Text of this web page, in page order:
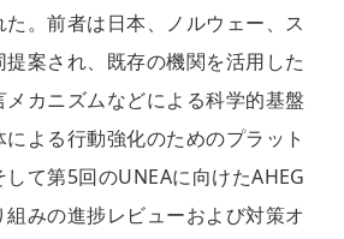
。前者は日本、ノルウェー、ス
提案され、既存の機関を活用した
カニズムなどによる科学的基盤
よる行動強化のためのプラット
て第5回のUNEAに向けたAHEG
みの進捗レビューおよび対策オ